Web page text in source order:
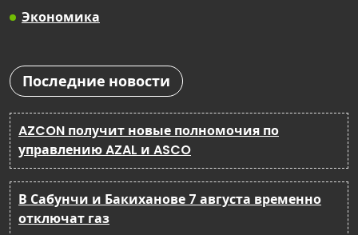
Экономика
Последние новости
AZCON получит новые полномочия по
управлению AZAL и ASCO
В Сабунчи и Бакиханове 7 августа временно
отключат газ